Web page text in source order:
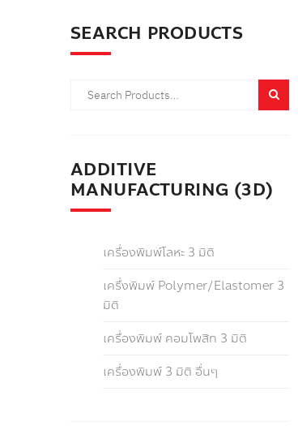
SEARCH PRODUCTS
ADDITIVE
MANUFACTURING (3D)
เครื่องพิมพ์โลหะ 3 มิติ
เครื่งพิมพ์ Polymer/Elastomer 3
มิติ
เครื่องพิมพ์ คอมโพสิท 3 มิติ
เครื่องพิมพ์ 3 มิติ อื่นๆ